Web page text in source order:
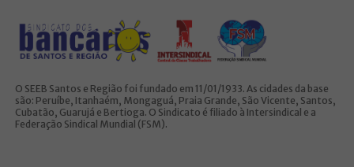
O SEEB Santos e Região foi fundado em 11/01/1933. As cidades da base
são: Peruíbe, Itanhaém, Mongaguá, Praia Grande, São Vicente, Santos,
Cubatão, Guarujá e Bertioga. O Sindicato é filiado à Intersindical e a
Federação Sindical Mundial (FSM).